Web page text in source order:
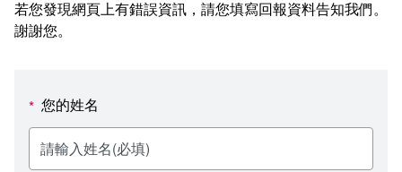
活動研習
歷史訊息
新聞媒體專區
空大有利的學習條件
環境設備
資訊圖像化專區
活動花絮
影音資訊
校長室
教務處課務組
學習指導中心
通識教育中心
法律學系
大眾傳播學系
其他好站
資訊相關法規
校務資訊
新生報名
在學資訊
校務系統
校內系統
若您發現網頁上有錯誤資訊，請您填寫回報資料告知我們。
謝謝您。
* 您的姓名